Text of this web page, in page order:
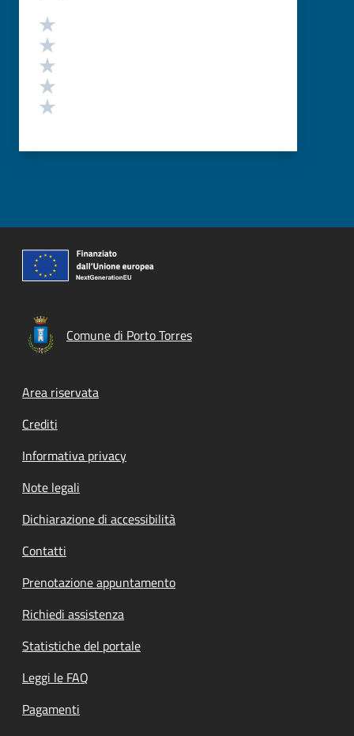
Valutazione
Comune di Porto Torres
Footer menu
Area riservata
Crediti
Informativa privacy
Note legali
Dichiarazione di accessibilità
Contatti
Prenotazione appuntamento
Richiedi assistenza
Statistiche del portale
Leggi le FAQ
Pagamenti